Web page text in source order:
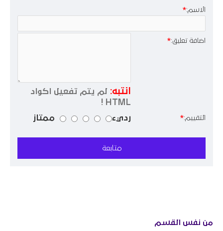
الاسم:
اضافة تعليق:
انتبه:
لم يتم تفعيل اكواد
HTML !
التقييم: رديء ممتاز
متابعة
من نفس القسم